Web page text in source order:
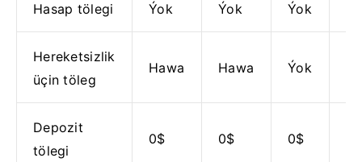
Hasap tölegi Ýok Ýok Ýok
Hereketsizlik
üçin töleg
Hawa Hawa Ýok
Depozit
tölegi
0$ 0$ 0$